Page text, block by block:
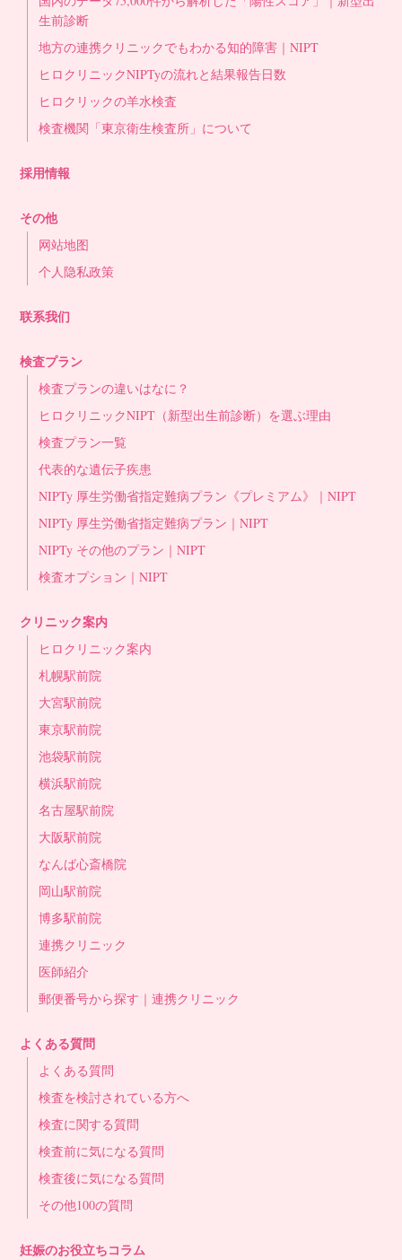
生前診断
地方の連携クリニックでもわかる知的障害｜NIPT
ヒロクリニックNIPTyの流れと結果報告日数
ヒロクリックの羊水検査
検査機関「東京衛生検査所」について
採用情報
その他
网站地图
个人隐私政策
联系我们
検査プラン
検査プランの違いはなに？
ヒロクリニックNIPT（新型出生前診断）を選ぶ理由
検査プラン一覧
代表的な遺伝子疾患
NIPTy 厚生労働省指定難病プラン《プレミアム》｜NIPT
NIPTy 厚生労働省指定難病プラン｜NIPT
NIPTy その他のプラン｜NIPT
検査オプション｜NIPT
クリニック案内
ヒロクリニック案内
札幌駅前院
大宮駅前院
東京駅前院
池袋駅前院
横浜駅前院
名古屋駅前院
大阪駅前院
なんば心斎橋院
岡山駅前院
博多駅前院
連携クリニック
医師紹介
郵便番号から探す｜連携クリニック
よくある質問
よくある質問
検査を検討されている方へ
検査に関する質問
検査前に気になる質問
検査後に気になる質問
その他100の質問
妊娠のお役立ちコラム